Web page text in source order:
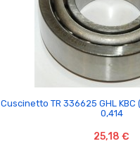

Cuscinetto TR 336625 GHL
0,414
25,18 €